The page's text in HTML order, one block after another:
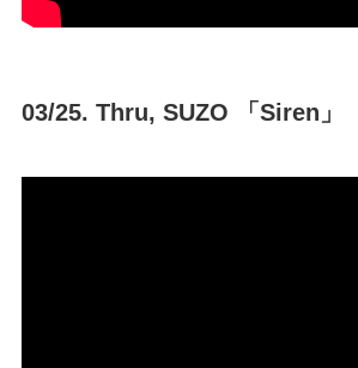
03/25. Thru, SUZO 「Siren」